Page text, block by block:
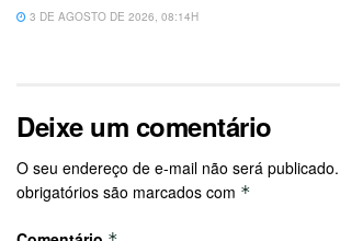
3 DE AGOSTO DE 2026, 08:14H
Deixe um comentário
O seu endereço de e-mail não será publicado.
obrigatórios são marcados com *